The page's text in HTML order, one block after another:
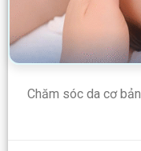
Chăm sóc da cơ bản